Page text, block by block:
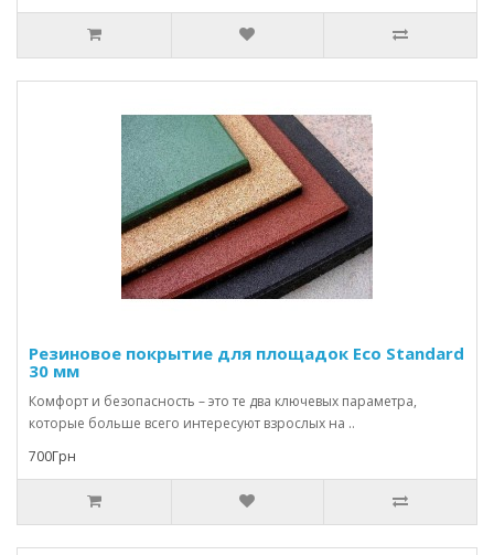
Резиновое покрытие для площадок Eco Standard
30 мм
Комфорт и безопасность – это те два ключевых параметра,
которые больше всего интересуют взрослых на ..
700Грн